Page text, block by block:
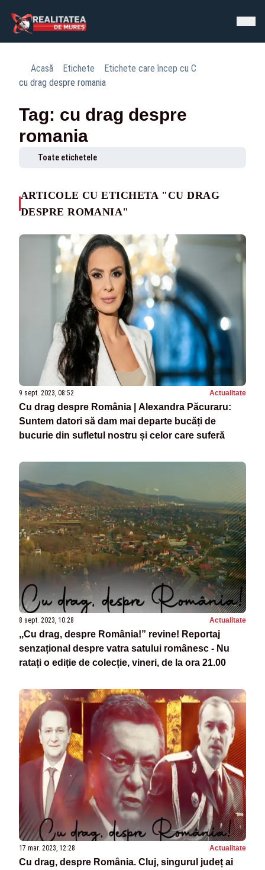
Acasă Etichete
Etichete care încep cu C
cu drag despre romania
Tag: cu drag despre
romania
Toate etichetele
ARTICOLE CU ETICHETA "CU DRAG
DESPRE ROMANIA"
9 sept. 2023, 08:52 Actualitate
Cu drag despre România | Alexandra Păcuraru:
Suntem datori să dam mai departe bucăți de
bucurie din sufletul nostru și celor care suferă
8 sept. 2023, 10:28 Actualitate
,,Cu drag, despre România!” revine! Reportaj
senzațional despre vatra satului românesc - Nu
ratați o ediție de colecție, vineri, de la ora 21.00
17 mar. 2023, 12:28 Actualitate
Cu drag, despre România. Cluj, singurul județ ai